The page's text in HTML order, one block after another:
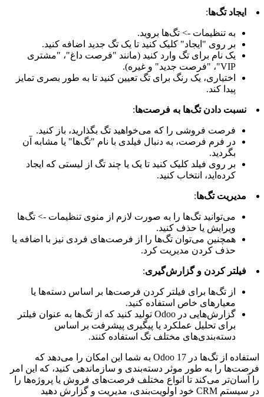
ایجاد تگ‌ها:
به تنظیمات -> تگ‌ها بروید.
بر روی "ایجاد" کلیک کنید تا یک تگ جدید اضافه کنید.
یک نام برای تگ وارد کنید (مانند "فرصت داغ"، "مشتری
VIP"، "فرصت جدید" و غیره).
اختیاری، یک رنگ برای تگ تعیین کنید تا به طور بصری تمایز
پیدا کند.
نسبت دادن تگ‌ها به فرصت‌ها:
فرصت فروشی را که می‌خواهید تگ بگذارید، باز کنید.
در فرم فرصت، به دنبال فیلدی با نام "تگ‌ها" یا مشابه آن
بگردید.
بر روی فیلد کلیک کنید تا یک یا چند تگ از لیستی که ایجاد
کرده‌اید، انتخاب کنید.
مدیریت تگ‌ها:
می‌توانید تگ‌ها را به صورت لازم از منوی تنظیمات -> تگ‌ها
ویرایش یا حذف کنید.
همچنین می‌توان تگ‌ها را از فرصت‌های فردی نیز با اضافه یا
حذف کردن مدیریت کرد.
فیلتر کردن و گزارش‌گیری:
از تگ‌ها برای فیلتر کردن فرصت‌ها بر اساس دسته‌ها یا
معیارهای خاص استفاده کنید.
گزارش‌هایی در Odoo تولید کنید که از تگ‌ها به عنوان فیلتر
برای تحلیل عملکرد یا پیگیری پیشرفت بر اساس
دسته‌بندی‌های مختلف تگ استفاده کنند.
استفاده از تگ‌ها در Odoo 17 به شما این امکان را می‌دهد که
فرصت‌ها را به طور موثر دسته‌بندی و سازماندهی کنید، که این امر
را آسان‌تر می‌کند تا انواع مختلف فرصت‌های فروش یا پروژه‌ها را
در سیستم CRM خود اولویت‌بندی، مدیریت و گزارش دهید